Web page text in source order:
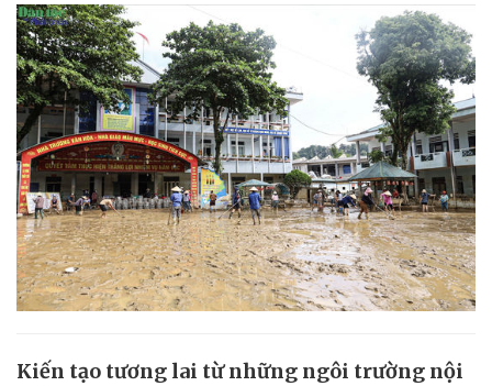
Kiến tạo tương lai từ những ngôi trường nội